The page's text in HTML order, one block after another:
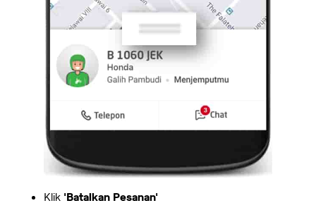
Klik 'Batalkan Pesanan'